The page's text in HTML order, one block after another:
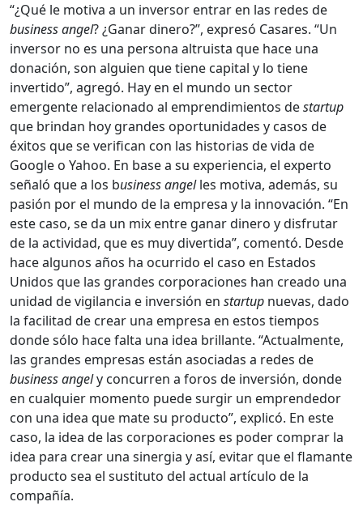
“¿Qué le motiva a un inversor entrar en las redes de
business angel? ¿Ganar dinero?”, expresó Casares. “Un
inversor no es una persona altruista que hace una
donación, son alguien que tiene capital y lo tiene
invertido”, agregó. Hay en el mundo un sector
emergente relacionado al emprendimientos destartup
que brindan hoy grandes oportunidades y casos de
éxitos que se verifican con las historias de vida de
Google o Yahoo. En base a su experiencia, el experto
señaló que a los business angelles motiva, además, su
pasión por el mundo de la empresa y la innovación. “En
este caso, se da un mix entre ganar dinero y disfrutar
de la actividad, que es muy divertida”, comentó. Desde
hace algunos años ha ocurrido el caso en Estados
Unidos que las grandes corporaciones han creado una
unidad de vigilancia e inversión en startup nuevas, dado
la facilitad de crear una empresa en estos tiempos
donde sólo hace falta una idea brillante. “Actualmente,
las grandes empresas están asociadas a redes de
business angely concurren a foros de inversión, donde
en cualquier momento puede surgir un emprendedor
con una idea que mate su producto”, explicó. En este
caso, la idea de las corporaciones es poder comprar la
idea para crear una sinergia y así, evitar que el flamante
producto sea el sustituto del actual artículo de la
compañía.